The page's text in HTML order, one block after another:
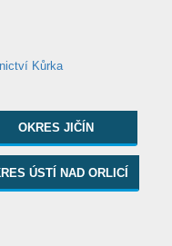
OKRES JIČÍN
ÚSTÍ NAD ORLICÍ